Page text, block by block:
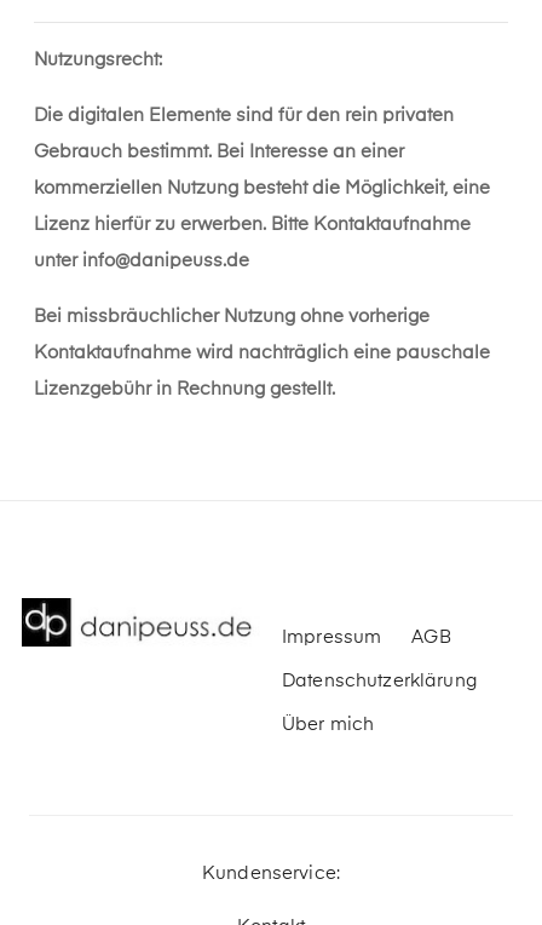
Nutzungsrecht:
Die digitalen Elemente sind für den rein privaten
Gebrauch bestimmt. Bei Interesse an einer
kommerziellen Nutzung besteht die Möglichkeit, eine
Lizenz hierfür zu erwerben. Bitte Kontaktaufnahme
unter info@danipeuss.de
Bei missbräuchlicher Nutzung ohne vorherige
Kontaktaufnahme wird nachträglich eine pauschale
Lizenzgebühr in Rechnung gestellt.
Impressum AGB
Datenschutzerklärung
Über mich
Kundenservice: